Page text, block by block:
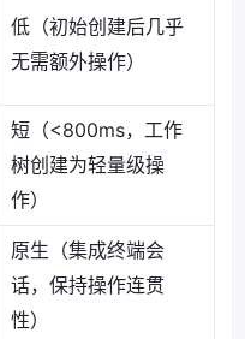
低（初始创建后几乎
无需额外操作）
短（<800ms，工作
树创建为轻量级操
作）
原生（集成终端会
话，保持操作连贯
性）